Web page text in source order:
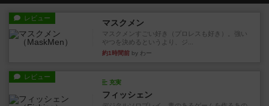
レビュー マスクメン
マスクメンすごい好き（プロレスも好き）。強い
やつを決めるというより、ジ...
約1時間前 by わー
レビュー
充実
フィッシェン